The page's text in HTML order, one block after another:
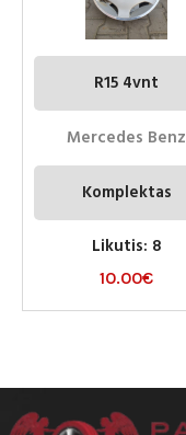
R15 4vnt
Mercedes Benz
Komplektas
Likutis: 8
10.00€